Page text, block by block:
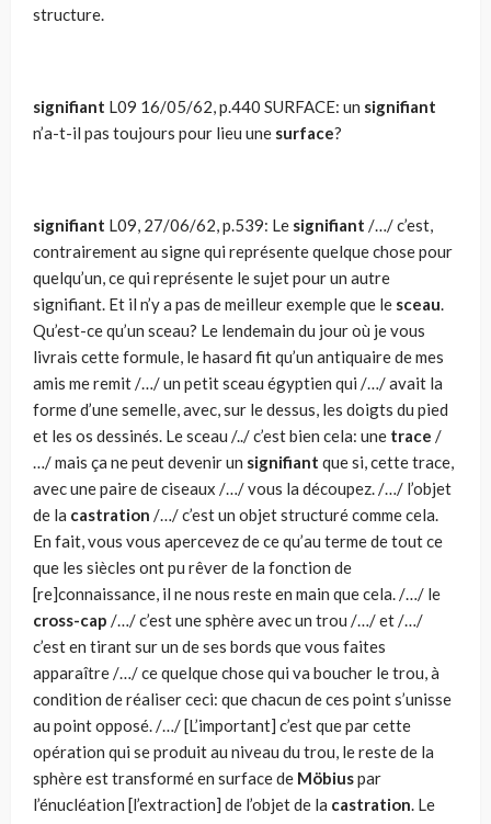
structure.
signifiant L09 16/05/62, p.440 SURFACE: un signifiant
n’a-t-il pas toujours pour lieu une surface?
signifiant L09, 27/06/62, p.539: Le signifiant /…/ c’est,
contrairement au signe qui représente quelque chose pour
quelqu’un, ce qui représente le sujet pour un autre
signifiant. Et il n’y a pas de meilleur exemple que le sceau.
Qu’est-ce qu’un sceau? Le lendemain du jour où je vous
livrais cette formule, le hasard fit qu’un antiquaire de mes
amis me remit /…/ un petit sceau égyptien qui /…/ avait la
forme d’une semelle, avec, sur le dessus, les doigts du pied
et les os dessinés. Le sceau /../ c’est bien cela: une trace /
…/ mais ça ne peut devenir un signifiant que si, cette trace,
avec une paire de ciseaux /…/ vous la découpez. /…/ l’objet
de la castration /…/ c’est un objet structuré comme cela.
En fait, vous vous apercevez de ce qu’au terme de tout ce
que les siècles ont pu rêver de la fonction de
[re]connaissance, il ne nous reste en main que cela. /…/ le
cross-cap /…/ c’est une sphère avec un trou /…/ et /…/
c’est en tirant sur un de ses bords que vous faites
apparaître /…/ ce quelque chose qui va boucher le trou, à
condition de réaliser ceci: que chacun de ces point s’unisse
au point opposé. /…/ [L’important] c’est que par cette
opération qui se produit au niveau du trou, le reste de la
sphère est transformé en surface de Möbiuspar
l’énucléation [l’extraction] de l’objet de la castration. Le